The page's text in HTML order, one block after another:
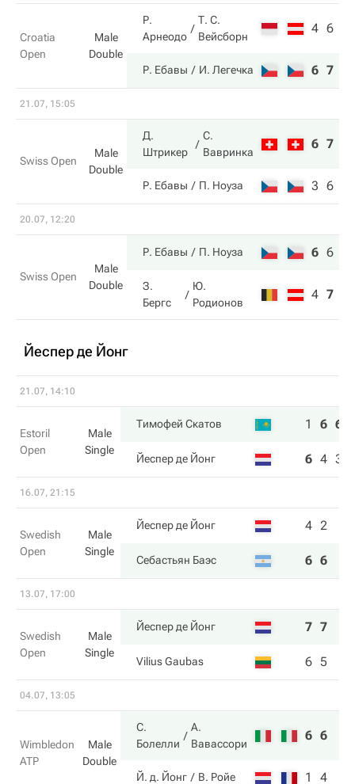
Croatia
Open
Male
Double
Р.
Арнеодо
Т. С.
Вейсборн
4 6
Р. Ебавы И. Легечка 6 7
21.07, 15:05
Swiss Open
Male
Double
Д.
Штрикер
С.
Вавринка
6 7
Р. Ебавы П. Ноуза 3 6
20.07, 12:20
Swiss Open
Male
Double
Р. Ебавы П. Ноуза 6 6
З.
Бергс
Ю.
Родионов
4 7
Йеспер де Йонг
21.07, 14:10
Estoril
Open
Male
Single
Тимофей Скатов 1 6 6
Йеспер де Йонг 6 4 3
16.07, 21:15
Swedish
Open
Male
Single
Йеспер де Йонг 4 2
Себастьян Баэс 6 6
13.07, 17:00
Swedish
Open
Male
Single
Йеспер де Йонг 7 7
Vilius Gaubas 6 5
04.07, 13:05
Wimbledon
ATP
Male
Double
С.
Болелли
А.
Вавассори
6 6
Й. д. Йонг В. Ройе 1 4